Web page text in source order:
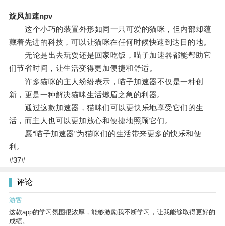
旋风加速npv
这个小巧的装置外形如同一只可爱的猫咪，但内部却蕴
藏着先进的科技，可以让猫咪在任何时候快速到达目的地。
无论是出去玩耍还是回家吃饭，喵子加速器都能帮助它
们节省时间，让生活变得更加便捷和舒适。
许多猫咪的主人纷纷表示，喵子加速器不仅是一种创
新，更是一种解决猫咪生活燃眉之急的利器。
通过这款加速器，猫咪们可以更快乐地享受它们的生
活，而主人也可以更加放心和便捷地照顾它们。
愿“喵子加速器”为猫咪们的生活带来更多的快乐和便
利。
#37#
评论
游客
这款app的学习氛围很浓厚，能够激励我不断学习，让我能够取得更好的
成绩。